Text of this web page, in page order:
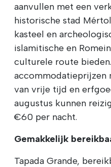
aanvullen met een
historische stad
kasteel en
islamitische en
culturele route
accommodatieprijzen
van vrije tijd en
augustus kunnen
€60 per nacht.
Gemakkelijk
Tapada Grande,